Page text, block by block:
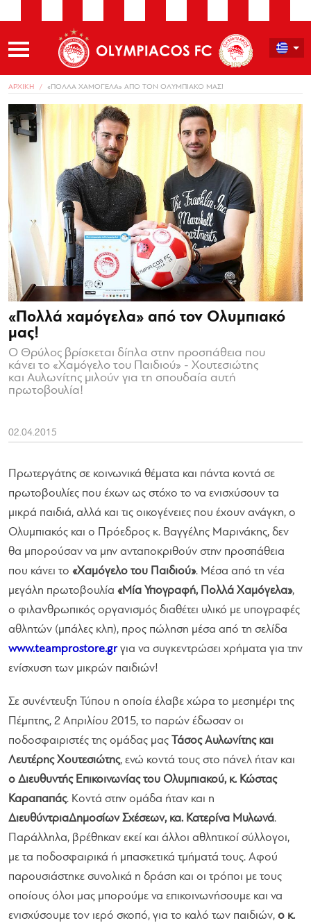
ΑΡΧΙΚΗ «ΠΟΛΛΑ ΧΑΜΟΓΕΛΑ» ΑΠΟ ΤΟΝ ΟΛΥΜΠΙΑΚΟ ΜΑΣ!
«Πολλά χαμόγελα» από τον Ολυμπιακό
μας!
Ο Θρύλος βρίσκεται δίπλα στην προσπάθεια που
κάνει το «Χαμόγελο του Παιδιού» - Χουτεσιώτης
και Αυλωνίτης μιλούν για τη σπουδαία αυτή
πρωτοβουλία!
02.04.2015
Πρωτεργάτης σε κοινωνικά θέματα και πάντα κοντά σε
πρωτοβουλίες που έχων ως στόχο το να ενισχύσουν τα
μικρά παιδιά, αλλά και τις οικογένειες που έχουν ανάγκη, ο
Ολυμπιακός και ο Πρόεδρος κ. Βαγγέλης Μαρινάκης, δεν
θα μπορούσαν να μην ανταποκριθούν στην προσπάθεια
που κάνει το «Χαμόγελο του Παιδιού». Μέσα από τη νέα
μεγάλη πρωτοβουλία «Μία Υπογραφή, Πολλά Χαμόγελα»,
ο φιλανθρωπικός οργανισμός διαθέτει υλικό με υπογραφές
αθλητών (μπάλες κλπ), προς πώληση μέσα από τη σελίδα
www.teamprostore.grγια να συγκεντρώσει χρήματα για την
ενίσχυση των μικρών παιδιών!
Σε συνέντευξη Τύπου η οποία έλαβε χώρα το μεσημέρι της
Πέμπτης, 2 Απριλίου 2015, το παρών έδωσαν οι
ποδοσφαιριστές της ομάδας μας
Τάσος Αυλωνίτης και
Λευτέρης Χουτεσιώτης, ενώ κοντά τους στο πάνελ ήταν και
ο Διευθυντής Επικοινωνίας του Ολυμπιακού, κ. Κώστας
Καραπαπάς. Κοντά στην ομάδα ήταν και η
ΔιευθύντριαΔημοσίων Σχέσεων, κα. Κατερίνα Μυλωνά.
Παράλληλα, βρέθηκαν εκεί και άλλοι αθλητικοί σύλλογοι,
με τα ποδοσφαιρικά ή μπασκετικά τμήματά τους. Αφού
παρουσιάστηκε συνολικά η δράση και οι τρόποι με τους
οποίους όλοι μας μπορούμε να επικοινωνήσουμε και να
ενισχύσουμε τον ιερό σκοπό, για το καλό των παιδιών, ο κ.